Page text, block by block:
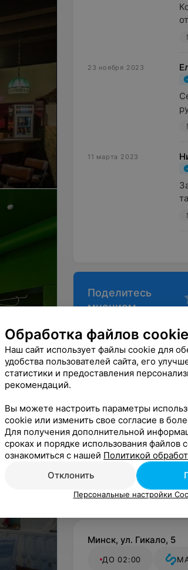
23 ноября 2023
11 марта 2023
Поделитесь
мнением
Минск, ул. Гикало, 5
ДО 02:00
Обработка файлов cookie
Наш сайт использует файлы cookie для
удобства пользователей сайта, его
статистики и предоставления
рекомендаций.
Вы можете настроить параметры
cookie или изменить свое согласие в
Для получения дополнительной
сроках и порядке использования файлов
ознакомиться с нашей Политикой
Отклонить
Персональные настройки